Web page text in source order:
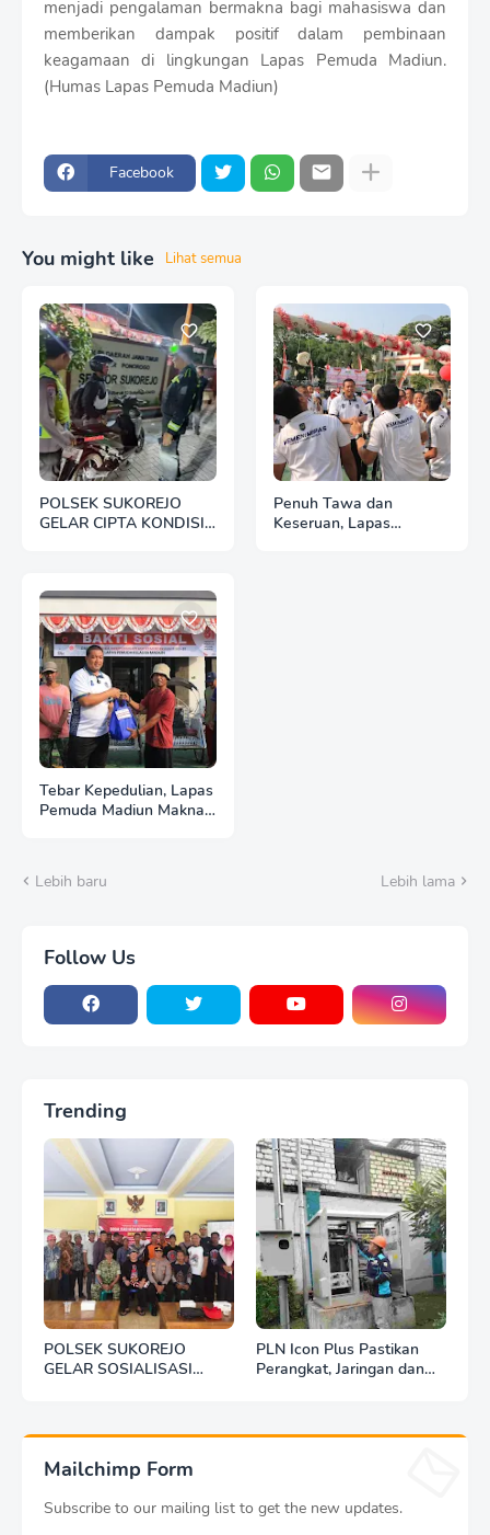
menjadi pengalaman bermakna bagi mahasiswa dan
memberikan dampak positif dalam pembinaan
keagamaan di lingkungan Lapas Pemuda Madiun.
(Humas Lapas Pemuda Madiun)
Facebook
You might like Lihat semua
POLSEK SUKOREJO
GELAR CIPTA KONDISI
Penuh Tawa dan
Keseruan, Lapas
Tebar Kepedulian, Lapas
Pemuda Madiun Maknai
Lebih baru Lebih lama
Follow Us
Trending
POLSEK SUKOREJO
GELAR SOSIALISASI
PLN Icon Plus Pastikan
Perangkat, Jaringan dan
Mailchimp Form
Subscribe to our mailing list to get the new updates.